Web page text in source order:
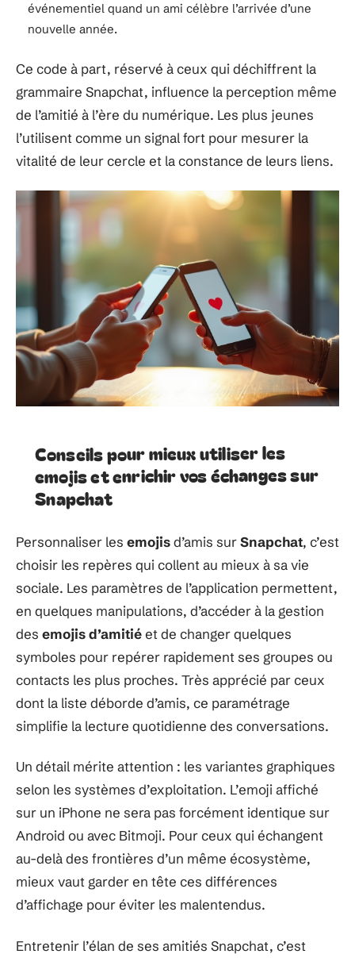
événementiel quand un ami célèbre l’arrivée d’une
nouvelle année.
Ce code à part, réservé à ceux qui déchiffrent la
grammaire Snapchat, influence la perception même
de l’amitié à l’ère du numérique. Les plus jeunes
l’utilisent comme un signal fort pour mesurer la
vitalité de leur cercle et la constance de leurs liens.
Conseils pour mieux utiliser les
emojis et enrichir vos échanges sur
Snapchat
Personnaliser les emojisd’amis surSnapchat, c’est
choisir les repères qui collent au mieux à sa vie
sociale. Les paramètres de l’application permettent,
en quelques manipulations, d’accéder à la gestion
des emojis d’amitiéet de changer quelques
symboles pour repérer rapidement ses groupes ou
contacts les plus proches. Très apprécié par ceux
dont la liste déborde d’amis, ce paramétrage
simplifie la lecture quotidienne des conversations.
Un détail mérite attention : les variantes graphiques
selon les systèmes d’exploitation. L’emoji affiché
sur un iPhone ne sera pas forcément identique sur
Android ou avec Bitmoji. Pour ceux qui échangent
au-delà des frontières d’un même écosystème,
mieux vaut garder en tête ces différences
d’affichage pour éviter les malentendus.
Entretenir l’élan de ses amitiés Snapchat, c’est